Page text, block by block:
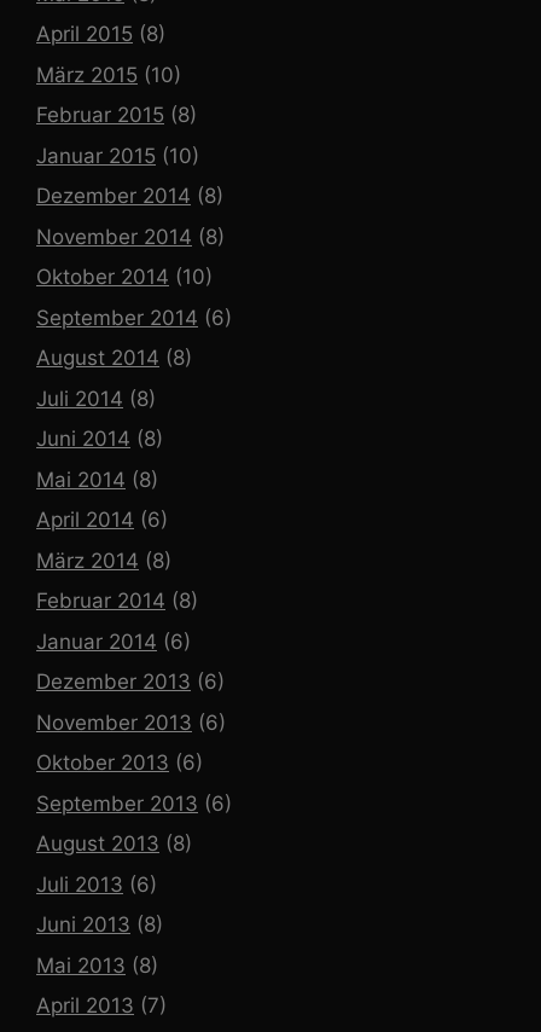
April 2015 (8)
März 2015 (10)
Februar 2015 (8)
Januar 2015 (10)
Dezember 2014 (8)
November 2014 (8)
Oktober 2014 (10)
September 2014 (6)
August 2014 (8)
Juli 2014 (8)
Juni 2014 (8)
Mai 2014 (8)
April 2014 (6)
März 2014 (8)
Februar 2014 (8)
Januar 2014 (6)
Dezember 2013 (6)
November 2013 (6)
Oktober 2013 (6)
September 2013 (6)
August 2013 (8)
Juli 2013 (6)
Juni 2013 (8)
Mai 2013 (8)
April 2013 (7)